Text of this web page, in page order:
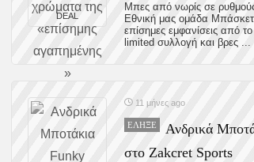
DEAL
Μπες από νωρίς σε
Εθνική μας ομάδα
επίσημες εμφανίσεις από
limited συλλογή και βρες ...
11 μήνες ago
ΈΛΗΞΕ
Ανδρικά
στο Zakcret Sports